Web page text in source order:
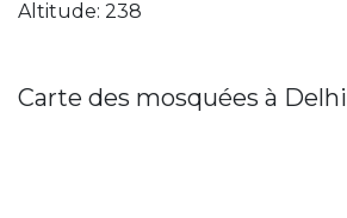
Altitude: 238
Carte des mosquées à Delhi